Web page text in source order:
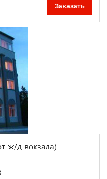
Заказать
ж/д вокзала)